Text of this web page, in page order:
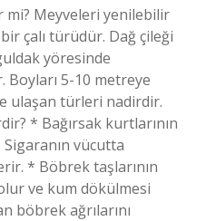
mi? Meyveleri yenilebilir
çalı türüdür. Dağ çileği
yöresinde
5-10 metreye
ulaşan türleri nadirdir.
* Bağırsak kurtlarının
Sigaranın vücutta
* Böbrek taşlarının
ve kum dökülmesi
böbrek ağrılarını